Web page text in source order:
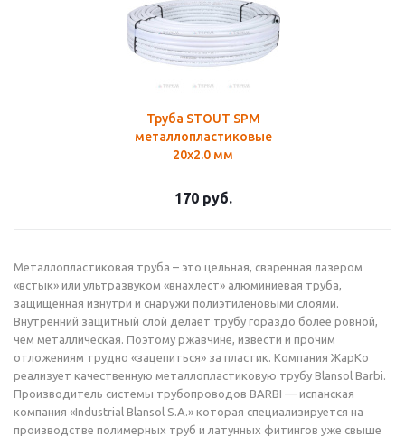
Труба STOUT SPM
металлопластиковые
20х2.0 мм
170руб.
Металлопластиковая труба – это цельная, сваренная лазером
«встык» или ультразвуком «внахлест» алюминиевая труба,
защищенная изнутри и снаружи полиэтиленовыми слоями.
Внутренний защитный слой делает трубу гораздо более ровной,
чем металлическая. Поэтому ржавчине, извести и прочим
отложениям трудно «зацепиться» за пластик. Компания ЖарКо
реализует качественную металлопластиковую трубу Blansol Barbi.
Производитель системы трубопроводов BARBI — испанская
компания «Industrial Blansol S.A.» которая специализируется на
производстве полимерных труб и латунных фитингов уже свыше